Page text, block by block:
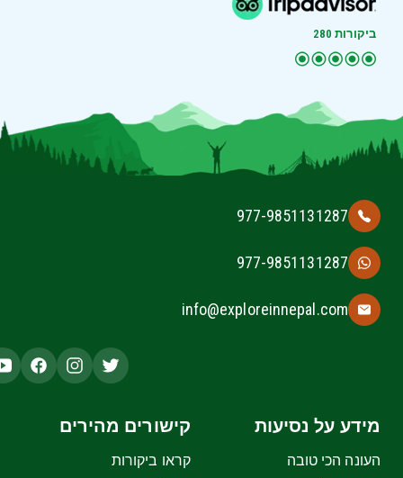
ביקורות 280
977-9851131287
977-9851131287
info@exploreinnepal.com
מידע על נסיעות
העונה הכי טובה
קישורים מהירים
קראו ביקורות